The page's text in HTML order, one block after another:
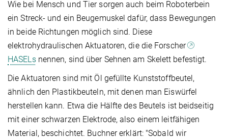
Wie bei Mensch und Tier sorgen auch beim Roboterbein
ein Streck- und ein Beugemuskel dafür, dass Bewegungen
in beide Richtungen möglich sind. Diese
elektrohydraulischen Aktuatoren, die die Forscher
HASELsnennen, sind über Sehnen am Skelett befestigt.
Die Aktuatoren sind mit Öl gefüllte Kunststoffbeutel,
ähnlich den Plastikbeuteln, mit denen man Eiswürfel
herstellen kann. Etwa die Hälfte des Beutels ist beidseitig
mit einer schwarzen Elektrode, also einem leitfähigen
Material, beschichtet. Buchner erklärt: "Sobald wir